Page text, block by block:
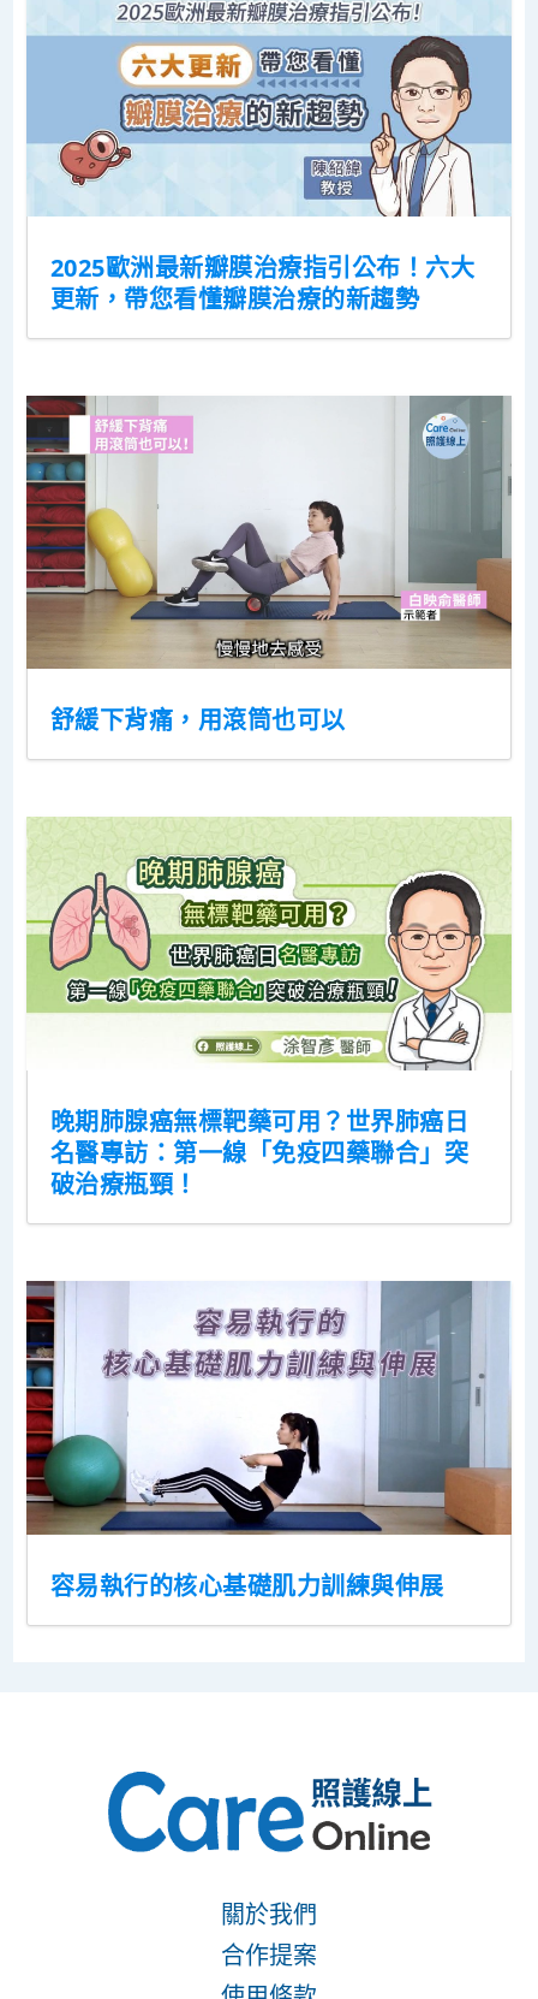
2025歐洲最新瓣膜治療指引公布！六大
更新，帶您看懂瓣膜治療的新趨勢
舒緩下背痛，用滾筒也可以
晚期肺腺癌無標靶藥可用？世界肺癌日
名醫專訪：第一線「免疫四藥聯合」突
破治療瓶頸！
容易執行的核心基礎肌力訓練與伸展
關於我們
合作提案